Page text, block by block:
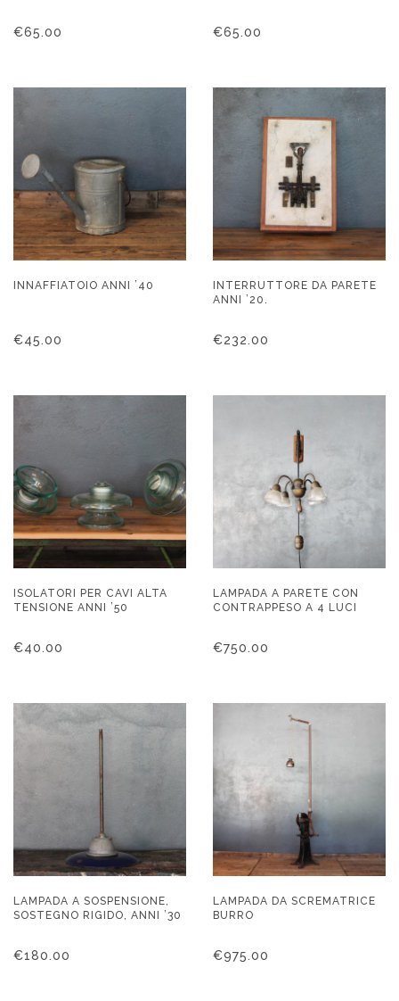
€65.00 €65.00
INNAFFIATOIO ANNI ’40
€45.00
INTERRUTTORE DA PARETE
ANNI ’20.
€232.00
ISOLATORI PER CAVI ALTA
TENSIONE ANNI ’50
€40.00
LAMPADA A PARETE CON
CONTRAPPESO A 4 LUCI
€750.00
LAMPADA A SOSPENSIONE,
SOSTEGNO RIGIDO, ANNI ’30
€180.00
LAMPADA DA SCREMATRICE
BURRO
€975.00